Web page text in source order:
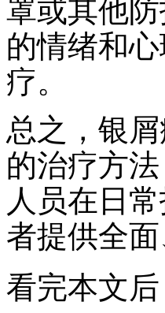
罩或其他
的情绪和
疗。
总之，银
的治疗方
人员在日
者提供全
看完本文后